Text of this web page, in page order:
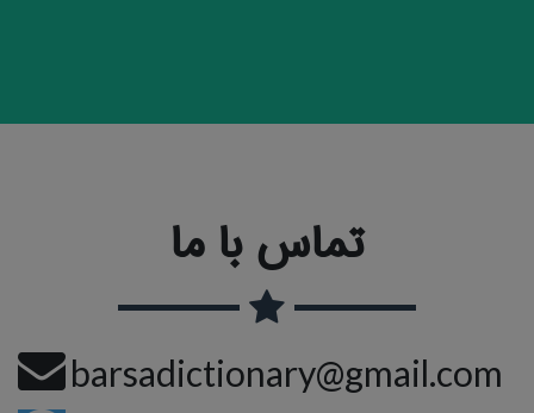
تماس با ما
barsadictionary@gmail.com